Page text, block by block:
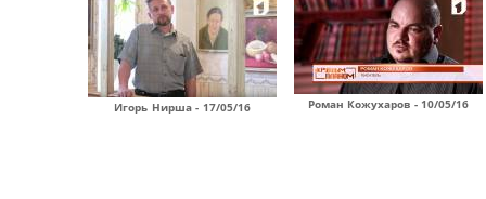
Игорь Нирша - 17/05/16 Роман Кожухаров - 10/05/16